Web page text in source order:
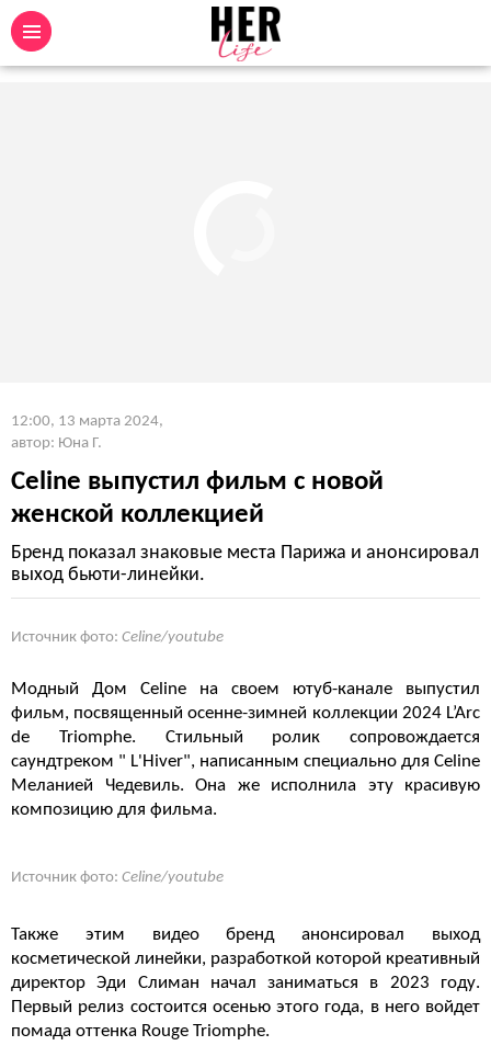
12:00, 13 марта 2024,
автор: Юна Г.
Celine выпустил фильм с новой
женской коллекцией
Бренд показал знаковые места Парижа и анонсировал
выход бьюти-линейки.
Источник фото: Celine/youtube
Модный Дом Celine на своем ютуб-канале выпустил
фильм, посвященный осенне-зимней коллекции 2024 L’Arc
de Triomphe. Стильный ролик сопровождается
саундтреком " L'Hiver", написанным специально для Celine
Меланией Чедевиль. Она же исполнила эту красивую
композицию для фильма.
Источник фото: Celine/youtube
Также этим видео бренд анонсировал выход
косметической линейки, разработкой которой креативный
директор Эди Слиман начал заниматься в 2023 году.
Первый релиз состоится осенью этого года, в него войдет
помада оттенка Rouge Triomphe.